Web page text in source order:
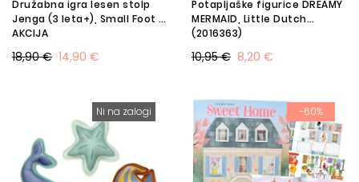
Družabna igra lesen stolp
Jenga (3 leta+), Small Foot -
AKCIJA
14,90 €
18,90 €
Potapljaške figurice DREAMY
MERMAID, Little Dutch
(2016363)
8,20 €
10,95 €
Ni na zalogi -60%